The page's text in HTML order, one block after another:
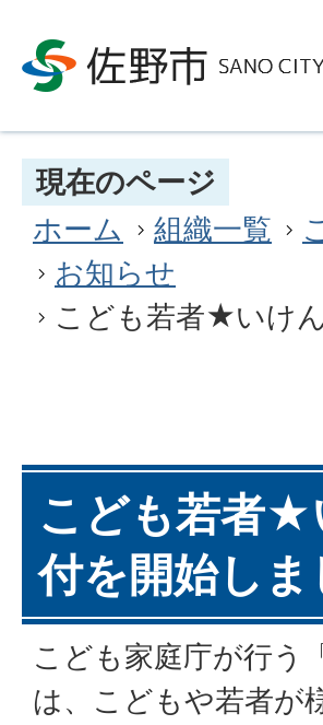
現在のページ
ホーム
組織一覧
お知らせ
こども若者★いけ
こども若者★
付を開始しま
こども家庭庁が行
は、こどもや若者が